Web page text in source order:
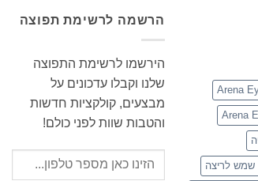
Arena
Arena
שמש לריצה
הרשמה לרשימת תפוצה
הירשמו לרשימת התפוצה
שלנו וקבלו עדכונים על
מבצעים, קולקציות חדשות
והטבות שוות לפני כולם!